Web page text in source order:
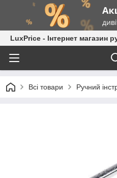
LuxPrice - Інтернет магазин
Всі товари Ручний